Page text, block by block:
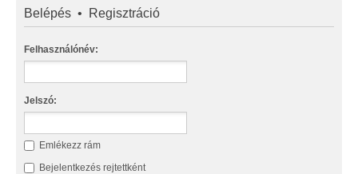
Belépés • Regisztráció
Felhasználónév:
Jelszó:
Emlékezz rám
Bejelentkezés rejtettként